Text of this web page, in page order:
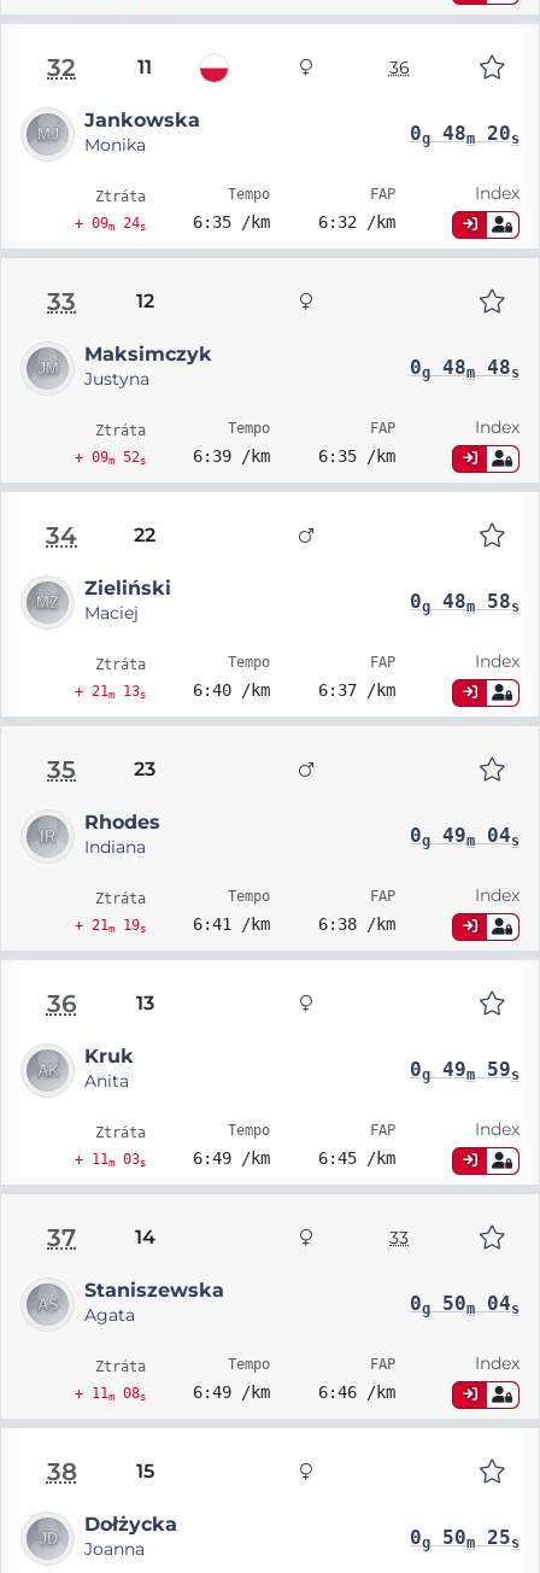
32 11 36
Jankowska
Monika 0g48m20s
Ztráta
+ 09m24s
Tempo
6:35 /km
FAP
6:32 /km
Index
33 12
Maksimczyk
Justyna 0g48m48s
Ztráta
+ 09m52s
Tempo
6:39 /km
FAP
6:35 /km
Index
34 22
Zieliński
Maciej 0g48m58s
Ztráta
+ 21m13s
Tempo
6:40 /km
FAP
6:37 /km
Index
35 23
Rhodes
Indiana 0g49m04s
Ztráta
+ 21m19s
Tempo
6:41 /km
FAP
6:38 /km
Index
36 13
Kruk
Anita 0g49m59s
Ztráta
+ 11m03s
Tempo
6:49 /km
FAP
6:45 /km
Index
37 14 33
Staniszewska
Agata 0g50m04s
Ztráta
+ 11m08s
Tempo
6:49 /km
FAP
6:46 /km
Index
38 15
Dołżycka
Joanna 0g50m25s